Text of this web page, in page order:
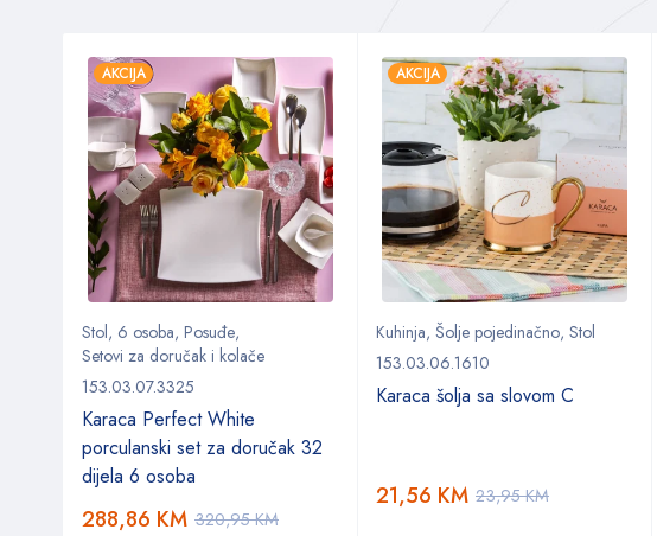
AKCIJA
Stol, 6 osoba, Posuđe,
Setovi za doručak i kolače
153.03.07.3325
Karaca Perfect White
porculanski set za doručak 32
dijela 6 osoba
320,95KM
288,86 KM
AKCIJA
Kuhinja, Šolje pojedinačno, Stol
153.03.06.1610
Karaca šolja sa slovom C
23,95KM
21,56 KM